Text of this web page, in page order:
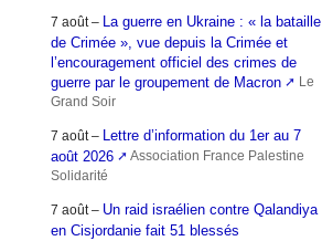
7 août – La guerre en Ukraine : « la bataille
de Crimée », vue depuis la Crimée et
l’encouragement officiel des crimes de
guerre par le groupement de Macron
Le
Grand Soir
7 août – Lettre d’information du 1er au 7
août 2026
Association France Palestine
Solidarité
7 août – Un raid israélien contre Qalandiya
en Cisjordanie fait 51 blessés